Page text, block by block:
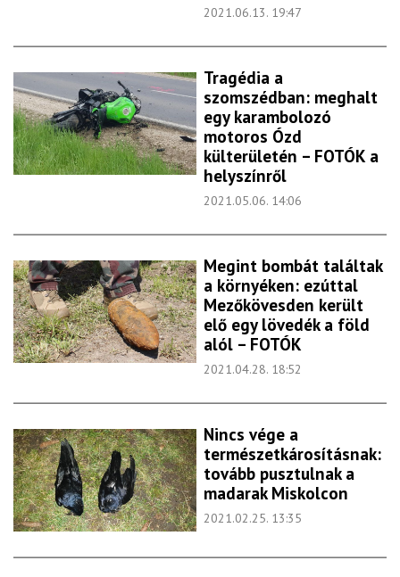
2021.06.13. 19:47
Tragédia a
szomszédban: meghalt
egy karambolozó
motoros Ózd
külterületén – FOTÓK a
helyszínről
2021.05.06. 14:06
Megint bombát találtak
a környéken: ezúttal
Mezőkövesden került
elő egy lövedék a föld
alól – FOTÓK
2021.04.28. 18:52
Nincs vége a
természetkárosításnak:
tovább pusztulnak a
madarak Miskolcon
2021.02.25. 13:35